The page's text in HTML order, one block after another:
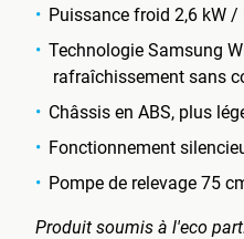
Puissance froid 2,6 kW
Technologie Samsung
rafraîchissement sans
Châssis en ABS, plus
Fonctionnement
Pompe de relevage 75
Produit soumis à l'eco